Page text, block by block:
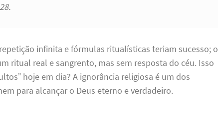
infinita e fórmulas ritualísticas teriam sucesso; o
ritual real e sangrento, mas sem resposta do céu. Isso
hoje em dia? A ignorância religiosa é um dos
para alcançar o Deus eterno e verdadeiro.